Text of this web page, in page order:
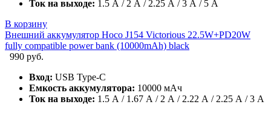
Ток на выходе: 1.5 А / 2 А / 2.25 А / 3 А / 5 А
В корзину
Внешний аккумулятор Hoco J154 Victorious 22.5W+PD20W
fully compatible power bank (10000mAh) black
990 руб.
Вход: USB Type-C
Емкость аккумулятора: 10000 мАч
Ток на выходе: 1.5 А / 1.67 А / 2 А / 2.22 А / 2.25 А / 3 А